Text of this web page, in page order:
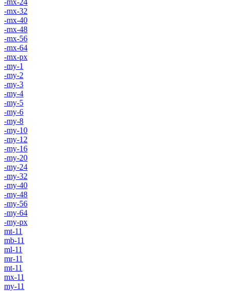
-mx-32
-mx-40
-mx-48
-mx-56
-mx-64
-mx-px
-my-1
-my-2
-my-3
-my-4
-my-5
-my-6
-my-8
-my-10
-my-12
-my-16
-my-20
-my-24
-my-32
-my-40
-my-48
-my-56
-my-64
-my-px
mt-11
mb-11
ml-11
mr-11
mt-11
mx-11
my-11